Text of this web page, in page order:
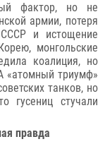
фактор, но не
армии, потеря
и истощение
монгольские
коалиция, но
«атомный триумф»
танков, но
гусениц стучали
правда